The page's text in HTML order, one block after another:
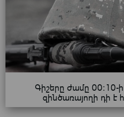
Գիշերը ժամը 00:10-
զինծառայողի դի է